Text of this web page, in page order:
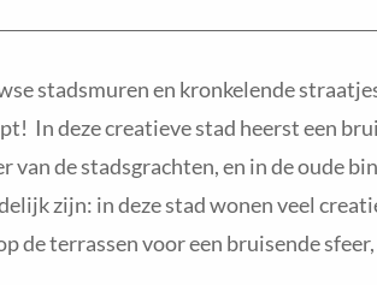
stadsmuren en kronkelende
In deze creatieve stad heerst een
van de stadsgrachten, en in de oude
zijn: in deze stad wonen veel
de terrassen voor een bruisende